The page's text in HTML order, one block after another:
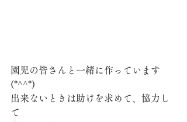
園児の皆さんと一緒に作っています
(*^^*)
出来ないときは助けを求めて、協力し
て